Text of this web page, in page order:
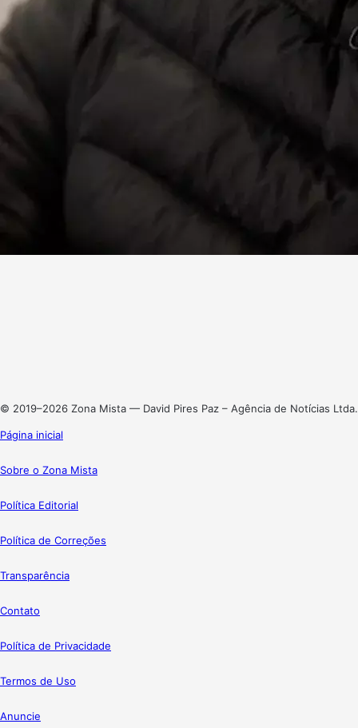
© 2019–2026 Zona Mista — David Pires Paz – Agência de Notícias Ltda.
Página inicial
Sobre o Zona Mista
Política Editorial
Política de Correções
Transparência
Contato
Política de Privacidade
Termos de Uso
Anuncie